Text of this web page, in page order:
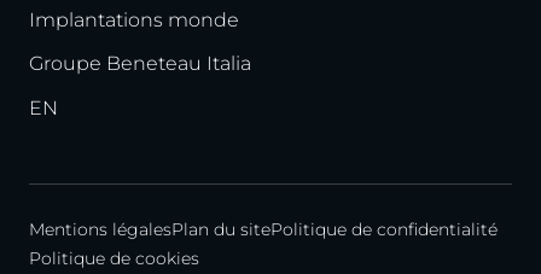
Implantations monde
Groupe Beneteau Italia
EN
Mentions légalesPlan du sitePolitique de confidentialité
Politique de cookies